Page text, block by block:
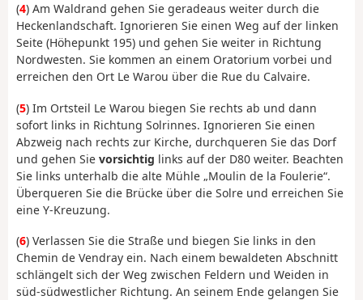
(4) Am Waldrand gehen Sie geradeaus weiter durch die
Heckenlandschaft. Ignorieren Sie einen Weg auf der linken
Seite (Höhepunkt 195) und gehen Sie weiter in Richtung
Nordwesten. Sie kommen an einem Oratorium vorbei und
erreichen den Ort Le Warou über die Rue du Calvaire.
(5) Im Ortsteil Le Warou biegen Sie rechts ab und dann
sofort links in Richtung Solrinnes. Ignorieren Sie einen
Abzweig nach rechts zur Kirche, durchqueren Sie das Dorf
und gehen Sie vorsichtig links auf der D80 weiter. Beachten
Sie links unterhalb die alte Mühle „Moulin de la Foulerie“.
Überqueren Sie die Brücke über die Solre und erreichen Sie
eine Y-Kreuzung.
(6) Verlassen Sie die Straße und biegen Sie links in den
Chemin de Vendray ein. Nach einem bewaldeten Abschnitt
schlängelt sich der Weg zwischen Feldern und Weiden in
süd-südwestlicher Richtung. An seinem Ende gelangen Sie